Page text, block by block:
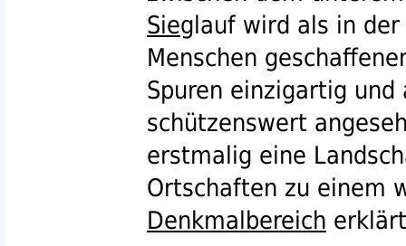
Sieglauf wird als in
Menschen
Spuren einzigartig
schützenswert
erstmalig eine
Ortschaften zu einem
Denkmalbereich